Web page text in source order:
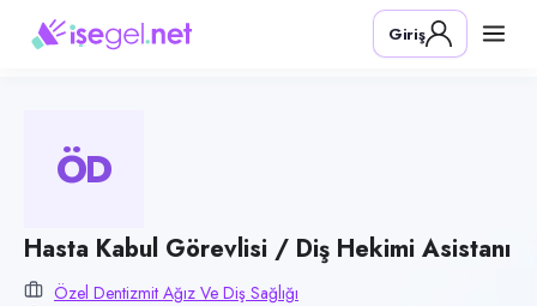
Pozisyon
Hasta Kabul Görevlisi / Diş Hekimi Asistanı
Kategori
Konum
İzmit, Kocaeli
Giriş
ÖD
Hasta Kabul Görevlisi / Diş Hekimi Asistanı
Özel Dentizmit Ağız Ve Diş Sağlığı